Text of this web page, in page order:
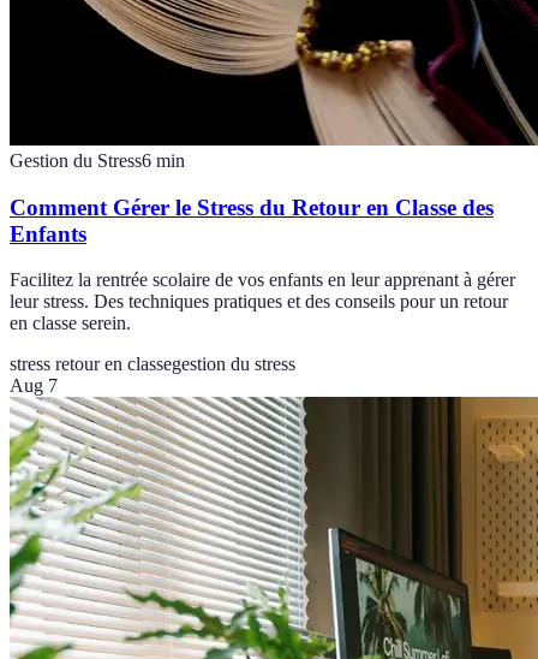
Gestion du Stress6 min
Comment Gérer le Stress du Retour en Classe des
Enfants
Facilitez la rentrée scolaire de vos enfants en leur apprenant à gérer
leur stress. Des techniques pratiques et des conseils pour un retour
en classe serein.
stress retour en classegestion du stress
Aug 7